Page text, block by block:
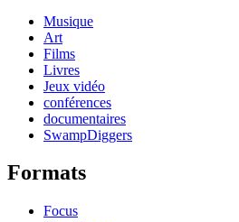
Musique
Art
Films
Livres
Jeux vidéo
conférences
documentaires
SwampDiggers
Formats
Focus